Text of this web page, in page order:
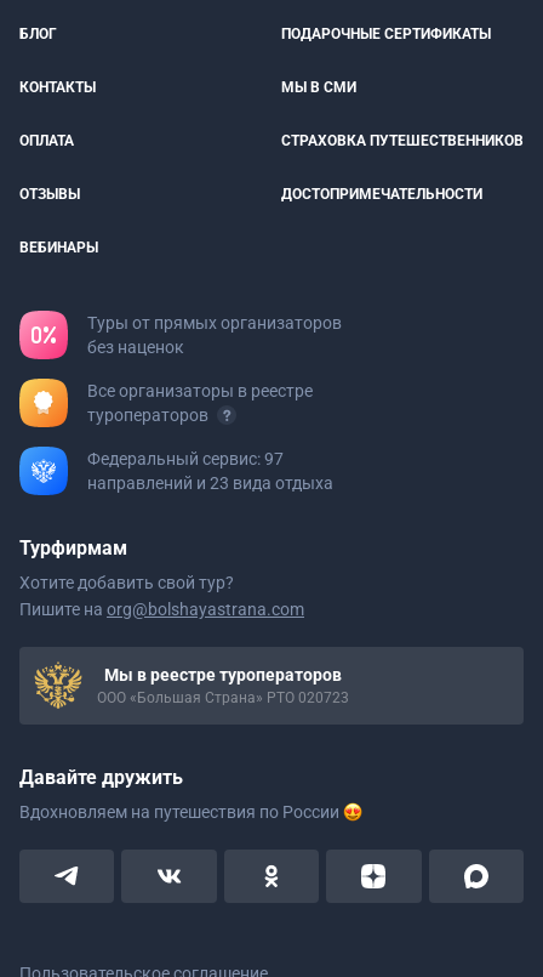
БЛОГ ПОДАРОЧНЫЕ СЕРТИФИКАТЫ
КОНТАКТЫ МЫ В СМИ
ОПЛАТА СТРАХОВКА ПУТЕШЕСТВЕННИКОВ
ОТЗЫВЫ ДОСТОПРИМЕЧАТЕЛЬНОСТИ
ВЕБИНАРЫ
Туры от прямых организаторов
без наценок
Все организаторы в реестре
туроператоров
Федеральный сервис: 97
направлений и 23 вида отдыха
Турфирмам
Хотите добавить свой тур?
Пишите на org@bolshayastrana.com
Мы в реестре туроператоров
ООО «Большая Страна» РТО 020723
Давайте дружить
Вдохновляем на путешествия по России